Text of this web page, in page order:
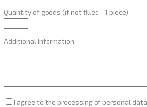
Quantity of goods (if not filled - 1 piece)
Additional Information
I agree to the processing of personal data